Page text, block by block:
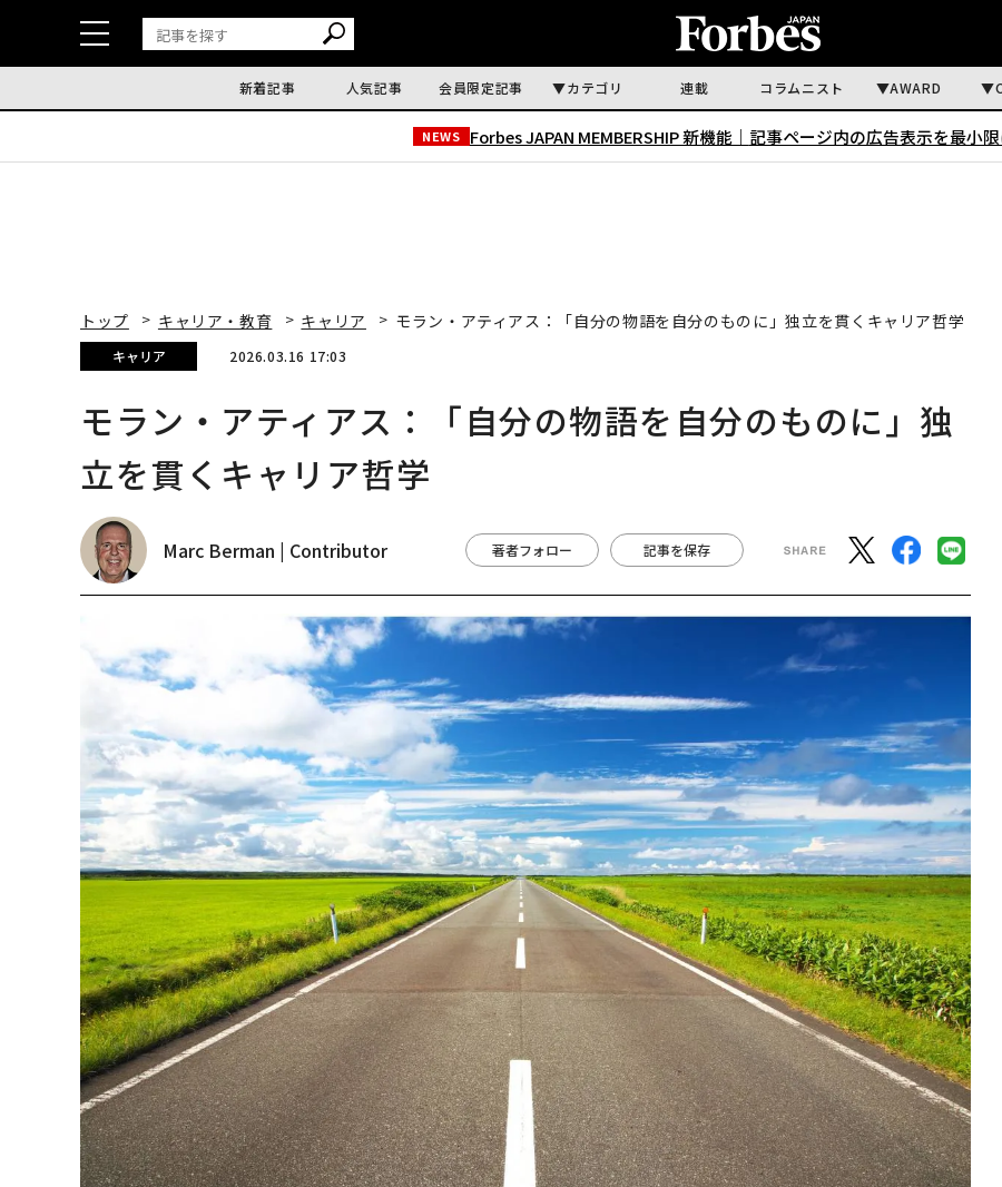
新着記事 人気記事 会員限定記事 カテゴリ 連載 コラムニスト AWARD
NEWS Forbes JAPAN MEMBERSHIP 新機能｜ 記事ページ内の広告表示を最小
トップ キャリア・教育 キャリア モラン・アティアス：「自分の物語を自分のものに」独立を貫くキャリア哲学
キャリア 2026.03.16 17:03
モラン・アティアス：「自分の物語を自分のものに」独
立を貫くキャリア哲学
Marc Berman | Contributor 著者フォロー 記事を保存